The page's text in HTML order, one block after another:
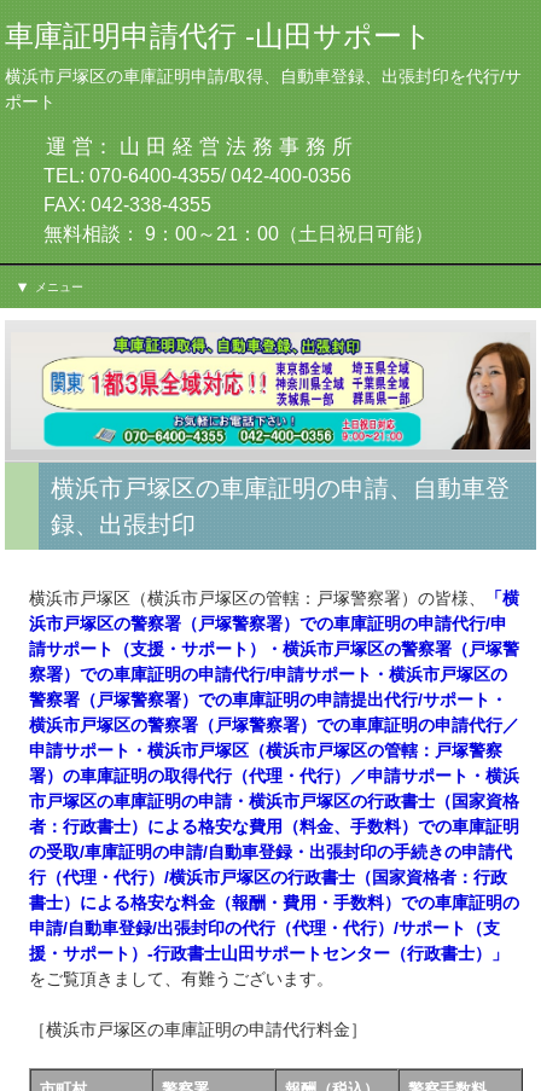
車庫証明申請代行 -山田サポート
横浜市戸塚区の車庫証明申請/取得、自動車登録、出張封印を代行/サ
ポート
運 営： 山 田 経 営 法 務 事 務 所
TEL: 070-6400-4355/ 042-400-0356
FAX: 042-338-4355
無料相談： 9：00～21：00（土日祝日可能）
メニュー
横浜市戸塚区の車庫証明の申請、自動車登
録、出張封印
横浜市戸塚区（横浜市戸塚区の管轄：戸塚警察署）の皆様、
「横
浜市戸塚区の警察署（戸塚警察署）での車庫証明の申請代行/申
請サポート（支援・サポート）・横浜市戸塚区の警察署（戸塚警
察署）での車庫証明の申請代行/申請サポート・横浜市戸塚区の
警察署（戸塚警察署）での車庫証明の申請提出代行/サポート・
横浜市戸塚区の警察署（戸塚警察署）での車庫証明の申請代行／
申請サポート・横浜市戸塚区（横浜市戸塚区の管轄：戸塚警察
署）の車庫証明の取得代行（代理・代行）／申請サポート・横浜
市戸塚区の車庫証明の申請・横浜市戸塚区の行政書士（国家資格
者：行政書士）による格安な費用（料金、手数料）での車庫証明
の受取/車庫証明の申請/自動車登録・出張封印の手続きの申請代
行（代理・代行）/横浜市戸塚区の行政書士（国家資格者：行政
書士）による格安な料金（報酬・費用・手数料）での車庫証明の
申請/自動車登録/出張封印の代行（代理・代行）/サポート（支
援・サポート）‐行政書士山田サポートセンター（行政書士）」
をご覧頂きまして、有難うございます。
［横浜市戸塚区の車庫証明の申請代行料金］